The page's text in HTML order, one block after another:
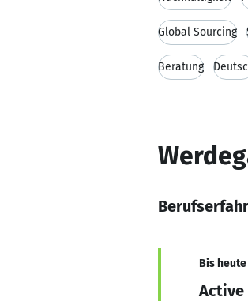
Global Sourcing
Beratung
Bis heute
Active